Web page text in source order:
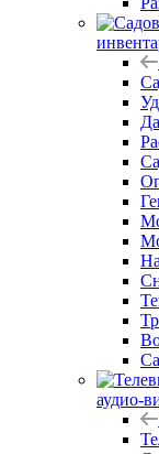
аудио-